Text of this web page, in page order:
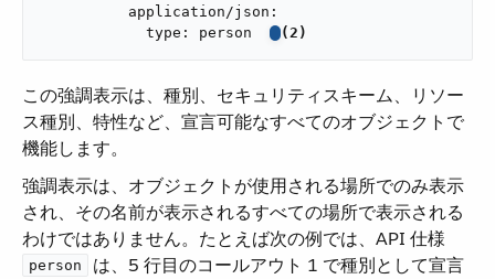
          application/json:
            type: person
(2)
この強調表示は、種別、セキュリティスキーム、リソー
ス種別、特性など、宣言可能なすべてのオブジェクトで
機能します。
強調表示は、オブジェクトが使用される場所でのみ表示
され、その名前が表示されるすべての場所で表示される
わけではありません。たとえば次の例では、API 仕様 ​
person
​ は、5 行目のコールアウト 1 で種別として宣言